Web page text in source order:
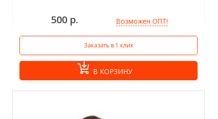
500 р. Возможен ОПТ!
Заказать в 1 клик
В КОРЗИНУ